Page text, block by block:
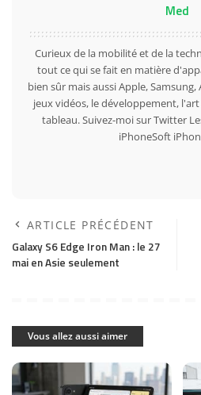
Med
Curieux de la mobilité et de la
tout ce qui se fait en matière
bien sûr mais aussi Apple,
jeux vidéos, le développement,
tableau. Suivez-moi surTwitter
iPhoneSoft
ARTICLE PRÉCÉDENT
Galaxy S6 Edge Iron Man : le 27
mai en Asie seulement
Vous allez aussi aimer